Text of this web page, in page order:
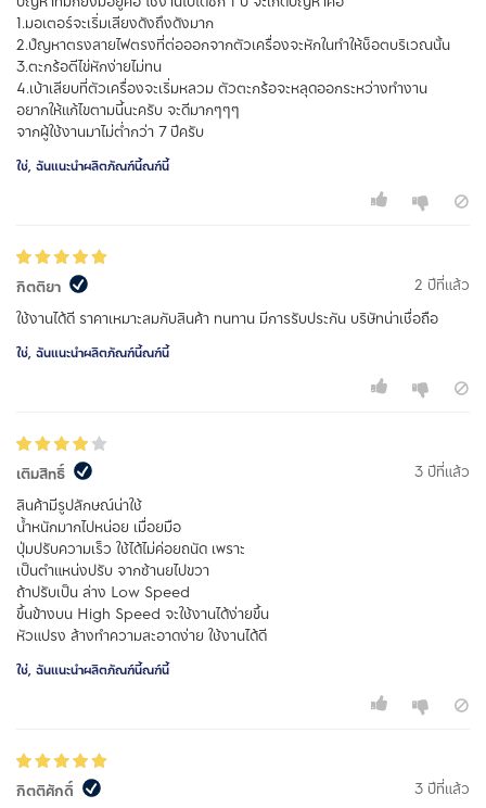
1.มอเตอร์จะเริ่มเสียงดังถึงดังมาก
2.ปํญหาตรงสายไฟตรงที่ต่อออกจากตัวเครื่องจะหักในทำให้ช็อตบริเวณนั้น
3.ตะกร้อตีไข่หักง่ายไม่ทน
4.เบ้าเสียบที่ตัวเครื่องจะเริ่มหลวม ตัวตะกร้อจะหลุดออกระหว่างทำงาน
อยากให้แก้ไขตามนี้นะครับ จะดีมากๆๆๆ
จากผู้ใช้งานมาไม่ต่ำกว่า 7 ปีครับ
ใช่, ฉันแนะนำผลิตภัณฑ์นี้ณฑ์นี้
กิตติยา
2 ปีที่แล้ว
ใช้งานได้ดี ราคาเหมาะสมกับสินค้า ทนทาน มีการรับประกัน บริษัทน่าเชื่อถือ
ใช่, ฉันแนะนำผลิตภัณฑ์นี้ณฑ์นี้
เติมสิทธิ์
3 ปีที่แล้ว
สินค้ามีรูปลักษณ์น่าใช้
น้ำหนักมากไปหน่อย เมื่อยมือ
ปุ่มปรับความเร็ว ใช้ได้ไม่ค่อยถนัด เพราะ
เป็นตำแหน่งปรับ จากซ้านยไปขวา
ถ้าปรับเป็น ล่าง Low Speed
ขึ้นข้างบน High Speed จะใช้งานได้ง่ายขึ้น
หัวแปรง ล้างทำความสะอาดง่าย ใช้งานได้ดี
ใช่, ฉันแนะนำผลิตภัณฑ์นี้ณฑ์นี้
กิตติศักดิ์
3 ปีที่แล้ว